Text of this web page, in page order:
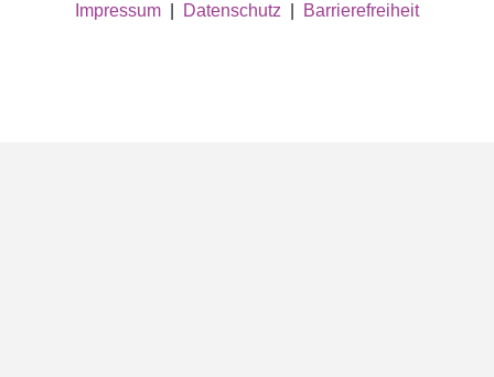
Impressum Datenschutz Barrierefreiheit